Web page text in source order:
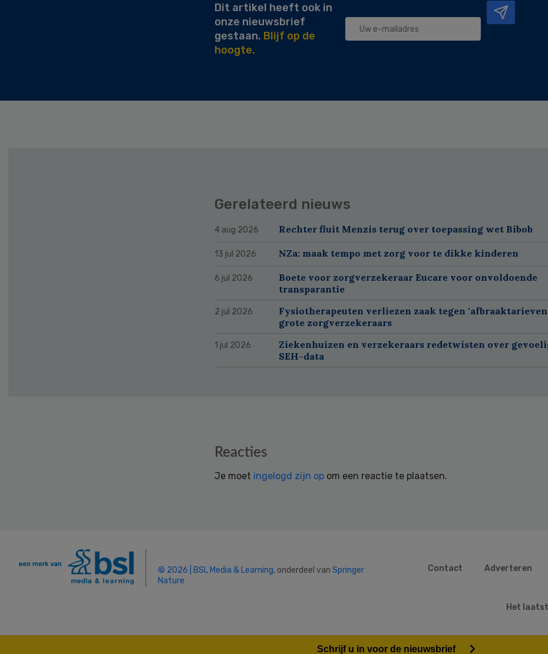
Dit artikel heeft ook in
onze nieuwsbrief
gestaan. Blijf op de
hoogte.
Gerelateerd nieuws
4 aug 2026 Rechter fluit Menzis terug over toepassing wet Bibob
13 jul 2026 NZa: maak tempo met zorg voor te dikke kinderen
6 jul 2026
Boete voor zorgverzekeraar Eucare voor onvoldoende
transparantie
2 jul 2026
Fysiotherapeuten verliezen zaak tegen
grote zorgverzekeraars
1 jul 2026
Ziekenhuizen en verzekeraars redetwisten over
SEH-data
Reacties
Je moet ingelogd zijn op om een reactie te plaatsen.
© 2026 | BSL Media & Learning, onderdeel van Springer
Nature
Contact Adverteren
Het
Schrijf u in voor de nieuwsbrief